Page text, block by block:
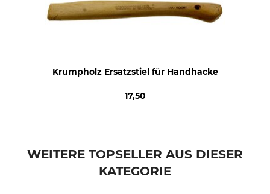
Krumpholz Ersatzstiel für Handhacke
17,50
WEITERE TOPSELLER AUS DIESER
KATEGORIE